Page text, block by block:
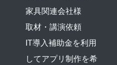
家具関連会社様
取材・講演依頼
IT導入補助金を利用
してアプリ制作を希